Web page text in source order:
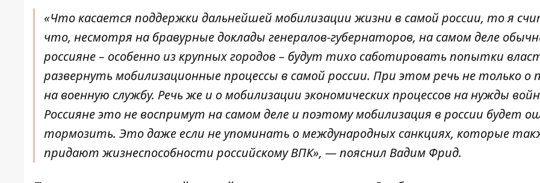
«Что касается поддержки дальнейшей мобилизации жизни в самой россии, то я
что, несмотря на бравурные доклады генералов-губернаторов, на самом деле
россияне – особенно из крупных городов – будут тихо саботировать попытки
развернуть мобилизационные процессы в самой россии. При этом речь не только о
на военную службу. Речь же и о мобилизации экономических процессов на нужды
Россияне это не воспримут на самом деле и поэтому мобилизация в россии будет
тормозить. Это даже если не упоминать о международных санкциях, которые
придают жизнеспособности российскому ВПК», — пояснил Вадим Фрид.